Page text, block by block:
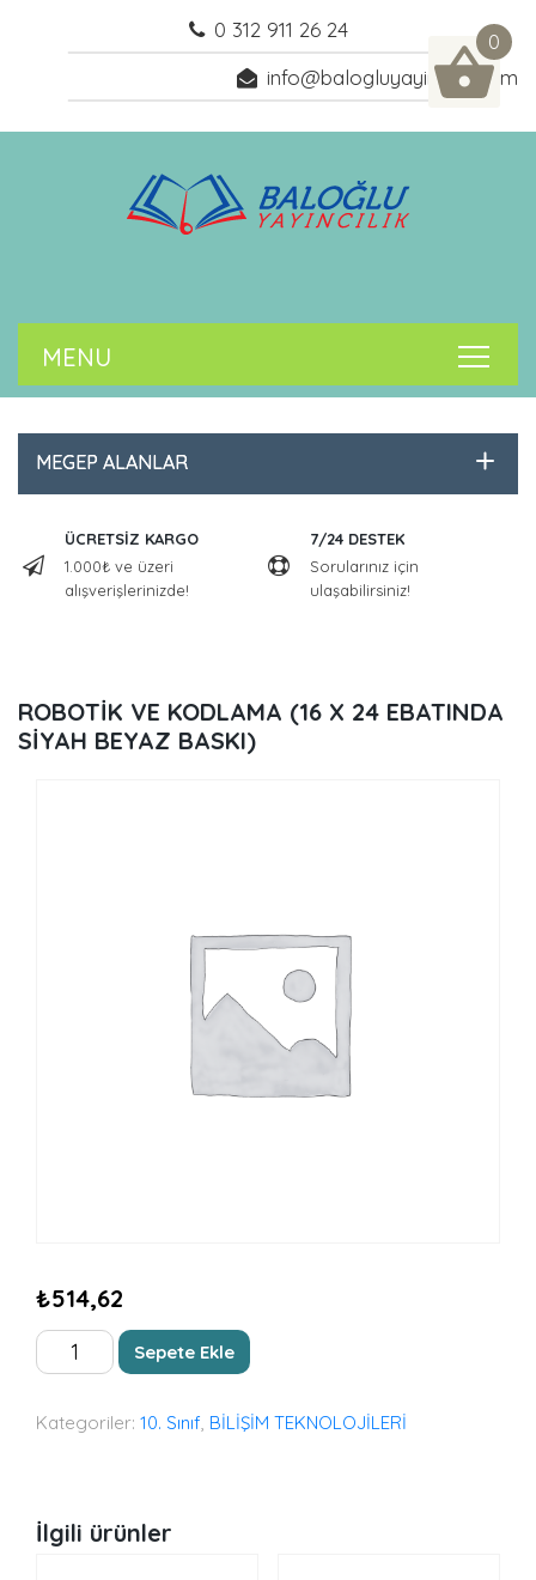
0 312 911 26 24
info@balogluyayincilik.com
MEGEP ALANLAR
ÜCRETSİZ KARGO
1.000₺ ve üzeri
alışverişlerinizde!
7/24 DESTEK
Sorularınız için
ulaşabilirsiniz!
ROBOTİK VE KODLAMA (16 X 24 EBATINDA
SİYAH BEYAZ BASKI)
₺514,62
ROBOTİK
VE
(16
SİYAH
BEYAZ
Sepete Ekle
Kategoriler: 10. Sınıf, BİLİŞİM TEKNOLOJİLERİ
İlgili ürünler
0